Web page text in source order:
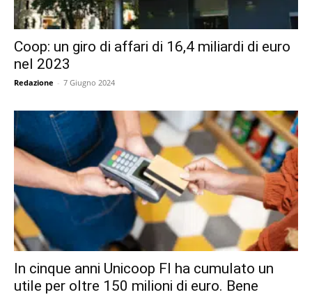
Coop: un giro di affari di 16,4 miliardi di euro
nel 2023
Redazione - 7 Giugno 2024
In cinque anni Unicoop FI ha cumulato un
utile per oltre 150 milioni di euro. Bene